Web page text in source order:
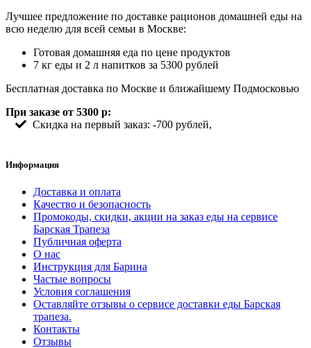
Лучшее предложение по доставке рационов домашней еды на
всю неделю для всей семьи в Москве:
Готовая домашняя еда по цене продуктов
7 кг еды и 2 л напитков за 5300 рублей
Бесплатная доставка по Москве и ближайшему Подмосковью
При заказе от 5300 р:
Скидка на первый заказ: -700 рублей,
Информация
Доставка и оплата
Качество и безопасность
Промокоды, скидки, акции на заказ еды на сервисе
Барская Трапеза
Публичная оферта
О нас
Инструкция для Барина
Частые вопросы
Условия соглашения
Оставляйте отзывы о сервисе доставки еды Барская
трапеза.
Контакты
Отзывы